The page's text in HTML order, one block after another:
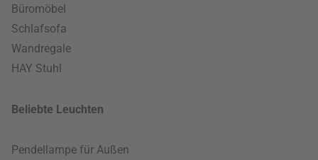
Büromöbel
Schlafsofa
Wandregale
HAY Stuhl
Beliebte Leuchten
Pendellampe für Außen